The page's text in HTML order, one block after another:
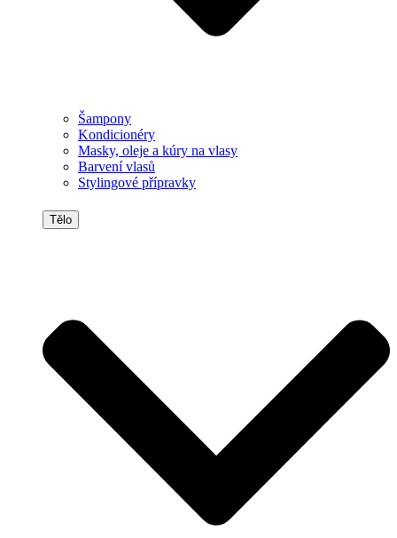
Šampony
Kondicionéry
Masky, oleje a kúry na vlasy
Barvení vlasů
Stylingové přípravky
Tělo